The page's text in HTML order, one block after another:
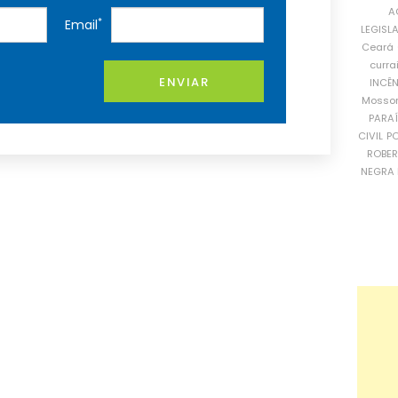
Email*
ENVIAR
Ceará
CIVIL
NEGRA